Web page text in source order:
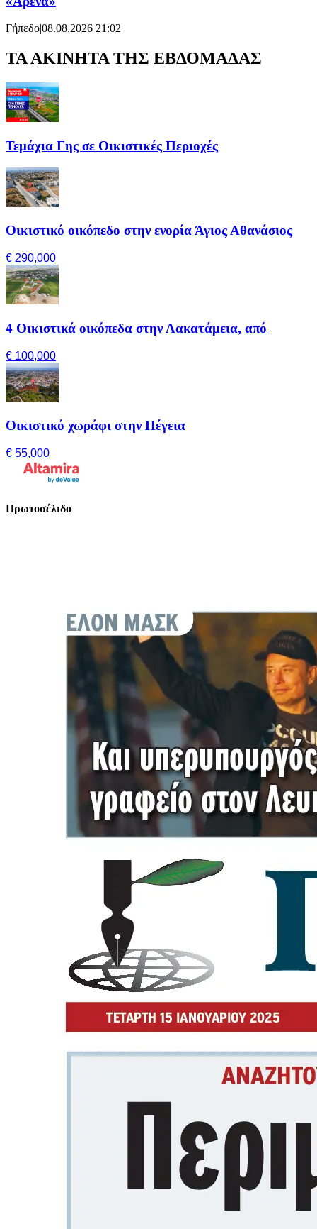
Γήπεδο08.08.2026 21:02
ΤΑ ΑΚΙΝΗΤΑ ΤΗΣ ΕΒΔΟΜΑΔΑΣ
Τεμάχια Γης σε Οικιστικές Περιοχές
Οικιστικό οικόπεδο στην ενορία Άγιος Αθανάσιος
€ 290,000
4 Οικιστικά οικόπεδα στην Λακατάμεια, από
€ 100,000
Οικιστικό χωράφι στην Πέγεια
€ 55,000
Πρωτοσέλιδο